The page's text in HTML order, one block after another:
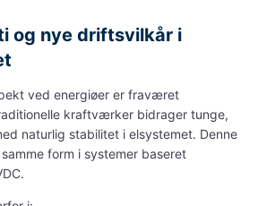
og nye driftsvilkår i
ved energiøer er fraværet
kraftværker bidrager tunge,
naturlig stabilitet i elsystemet. Denne
form i systemer baseret